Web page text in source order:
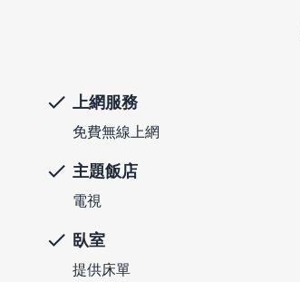
上網服務
免費無線上網
主題飯店
電視
臥室
提供床單